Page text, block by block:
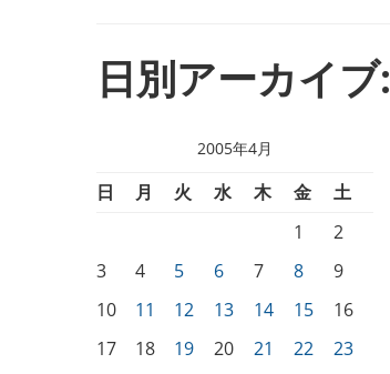
日別アーカイブ:
2005年4月
日 月 火 水 木 金
土
1
2
3
4 5 6 7 8
9
10
11 12 13 14 15
16
17
18 19 20 21 22
23